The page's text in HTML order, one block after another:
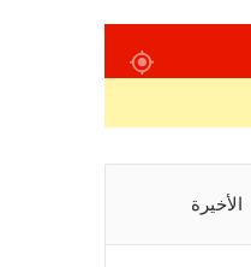
الأخيرة